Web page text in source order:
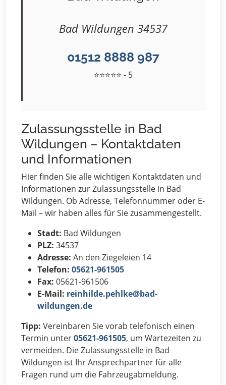
Bad Wildungen 34537
01512 8888 987
⭐⭐⭐⭐⭐ - 5
Zulassungsstelle in Bad
Wildungen – Kontaktdaten
und Informationen
Hier finden Sie alle wichtigen Kontaktdaten und
Informationen zur Zulassungsstelle in Bad
Wildungen. Ob Adresse, Telefonnummer oder E-
Mail – wir haben alles für Sie zusammengestellt.
Stadt: Bad Wildungen
PLZ: 34537
Adresse: An den Ziegeleien 14
Telefon: 05621-961505
Fax: 05621-961506
E-Mail: reinhilde.pehlke@bad-
wildungen.de
Tipp: Vereinbaren Sie vorab telefonisch einen
Termin unter05621-961505, um Wartezeiten zu
vermeiden. Die Zulassungsstelle in Bad
Wildungen ist Ihr Ansprechpartner für alle
Fragen rund um die Fahrzeugabmeldung.